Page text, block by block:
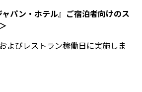
ャパン・ホテル』ご宿泊者向けのス
びレストラン稼働日に実施しま